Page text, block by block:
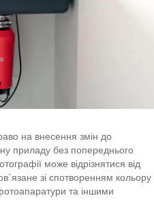
на внесення змін до
приладу без попереднього
може відрізнятися від
зі спотворенням кольору
та іншими